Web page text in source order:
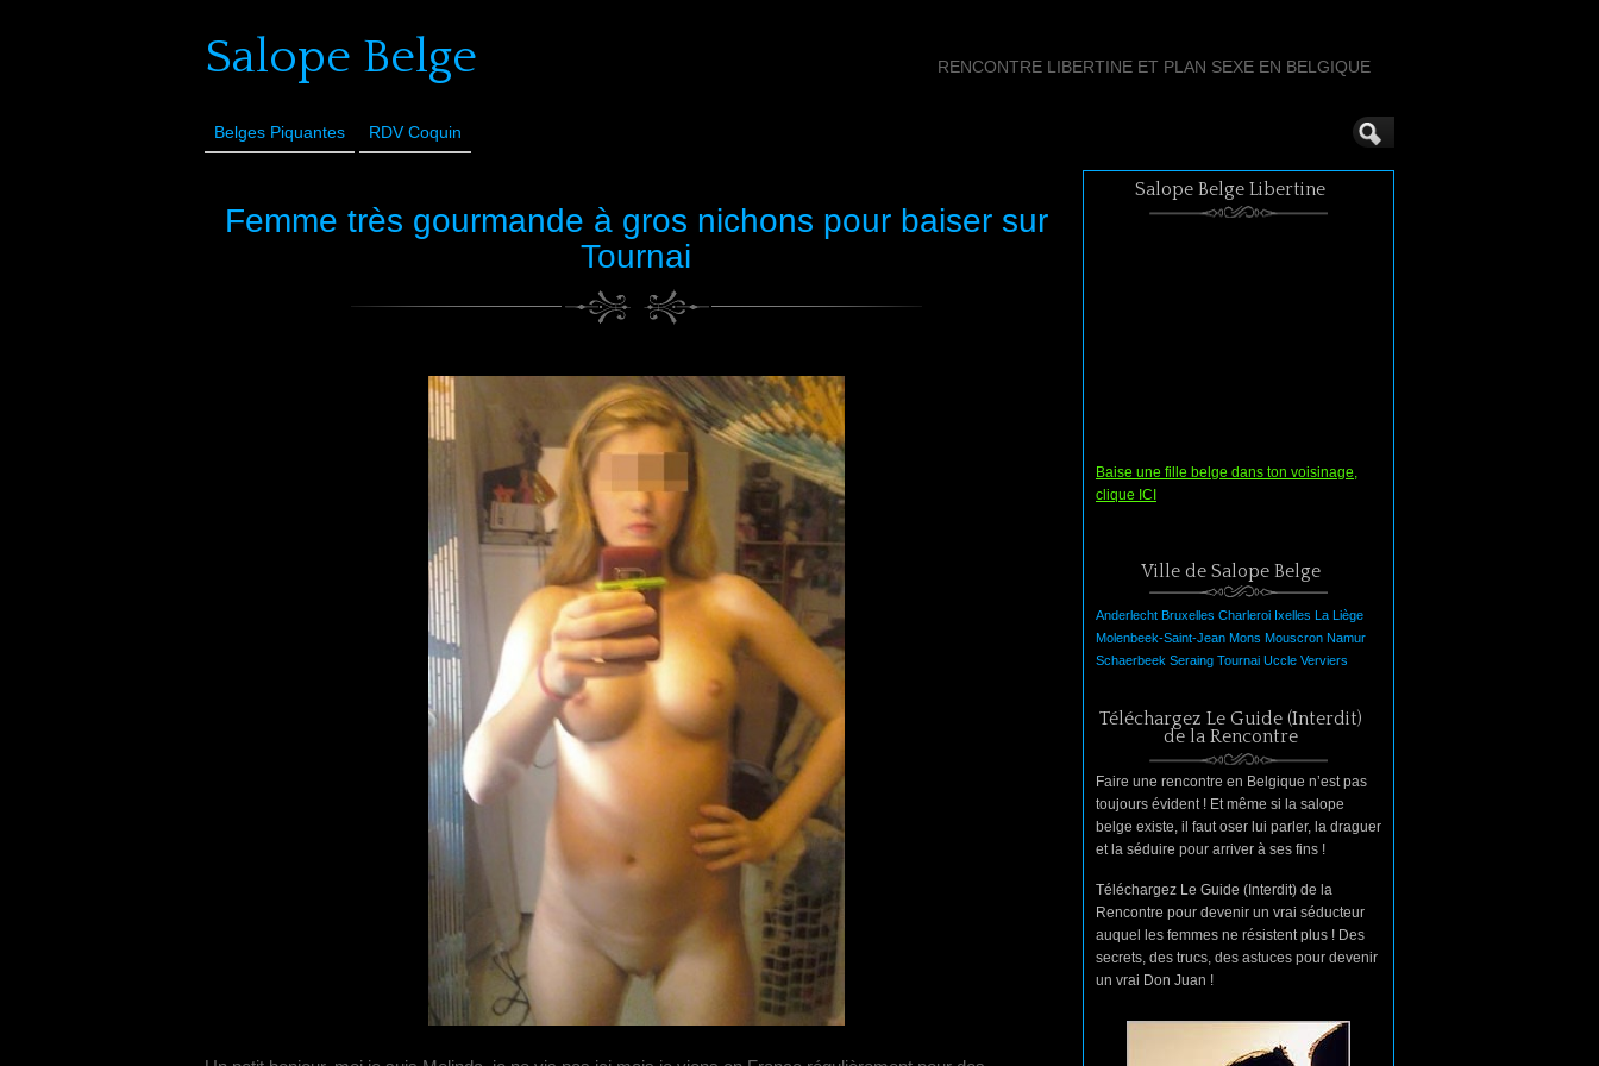
Salope Belge RENCONTRE LIBERTINE ET PLAN SEXE EN BELGIQUE
Belges Piquantes RDV Coquin
Femme très gourmande à gros nichons pour baiser sur
Tournai
Salope Belge Libertine
Baise une fille belge dans ton voisinage,
clique ICI
Ville de Salope Belge
Anderlecht Bruxelles Charleroi Ixelles La Liège
Molenbeek-Saint-Jean Mons Mouscron Namur
Schaerbeek Seraing Tournai Uccle Verviers
Téléchargez Le Guide (Interdit)
de la Rencontre
Faire une rencontre en Belgique n’est pas
toujours évident ! Et même si la salope
belge existe, il faut oser lui parler, la draguer
et la séduire pour arriver à ses fins !
Téléchargez Le Guide (Interdit) de la
Rencontre pour devenir un vrai séducteur
auquel les femmes ne résistent plus ! Des
secrets, des trucs, des astuces pour devenir
un vrai Don Juan !